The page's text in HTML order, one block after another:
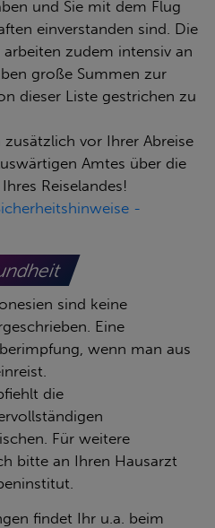
und Sie mit dem Flug
einverstanden sind. Die
zudem intensiv an
große Summen zur
dieser Liste gestrichen zu
vor Ihrer Abreise
Amtes über die
Reiselandes!
-
sind keine
Eine
wenn man aus
die
Für weitere
bitte an Ihren Hausarzt
findet Ihr u.a. beim